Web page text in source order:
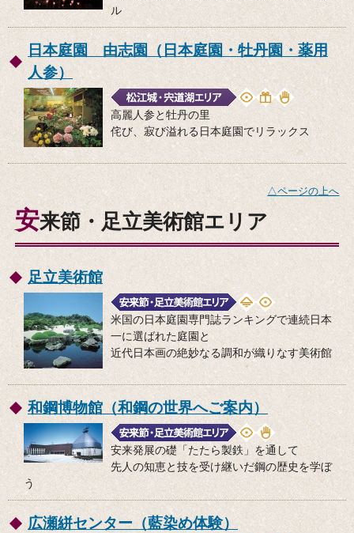
ル
日本庭園 由志園（日本庭園・牡丹園・薬用
人参）
高麗人参と牡丹の里
侘び、寂び溢れる日本庭園でリラックス
△ページの上へ
安来節・足立美術館エリア
足立美術館
米国の日本庭園専門誌ランキングで連続日本
一に選ばれた庭園と
近代日本画の絶妙なる調和が織りなす美術館
和鋼博物館（和鋼の世界へご案内）
安来発展の礎「たたら製鉄」を通して
先人の知恵と技を受け継いだ鋼の歴史を学ぼ
う
広瀬絣センター（藍染め体験）